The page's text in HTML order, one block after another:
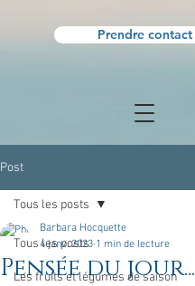
Prendre contact
Post
Tous les posts
Les fruits et légumes de saison
Tous les posts
Pensée du jour...
Barbara Hocquette
4 janv. 2023 1 min de lecture